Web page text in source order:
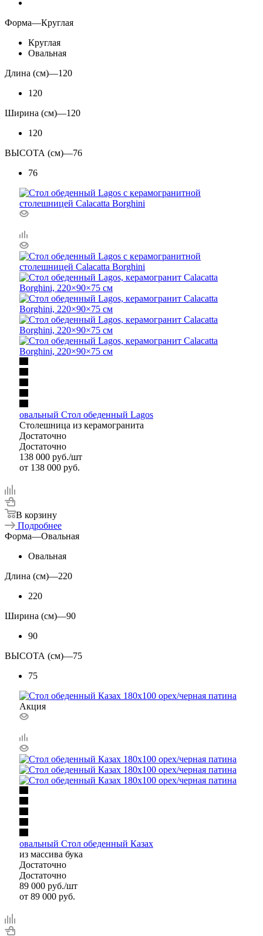
Форма—Круглая
Круглая
Овальная
Длина (см)—120
120
Ширина (см)—120
120
ВЫСОТА (см)—76
76
овальный Стол обеденный Lagos
Столешница из керамогранита
Достаточно
Достаточно
138 000 руб./шт
от 138 000 руб.
В корзину
Подробнее
Форма—Овальная
Овальная
Длина (см)—220
220
Ширина (см)—90
90
ВЫСОТА (см)—75
75
Акция
овальный Стол обеденный Казах
из массива бука
Достаточно
Достаточно
89 000 руб./шт
от 89 000 руб.